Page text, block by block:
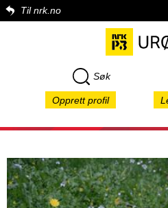
Til nrk.no
Søk
Opprett profil